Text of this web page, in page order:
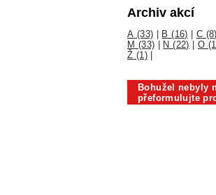
Archiv akcí
A (33) B (16) C (8)
M (33)
N (22) O
Ž (1)|
Bohužel nebyly
přeformulujte